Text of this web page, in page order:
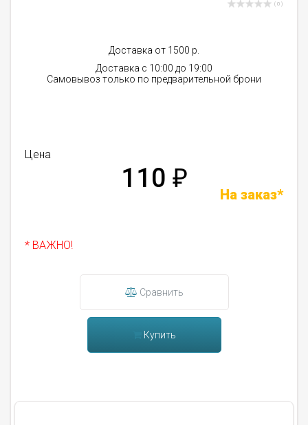
( 0 )
Доставка от 1500 р.
Доставка с 10:00 до 19:00
Самовывоз только по предварительной брони
Цена
110 ₽
На заказ*
* ВАЖНО!
Сравнить
Купить